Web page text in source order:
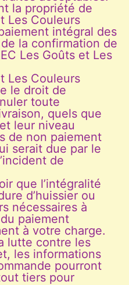
la propriété de
Les Couleurs
intégral des
la confirmation de
Les Goûts et Les
Les Couleurs
le droit de
toute
quels que
leur niveau
de non paiement
serait due par le
de
que l’intégralité
d’huissier ou
nécessaires à
paiement
à votre charge.
lutte contre les
les informations
pourront
tiers pour